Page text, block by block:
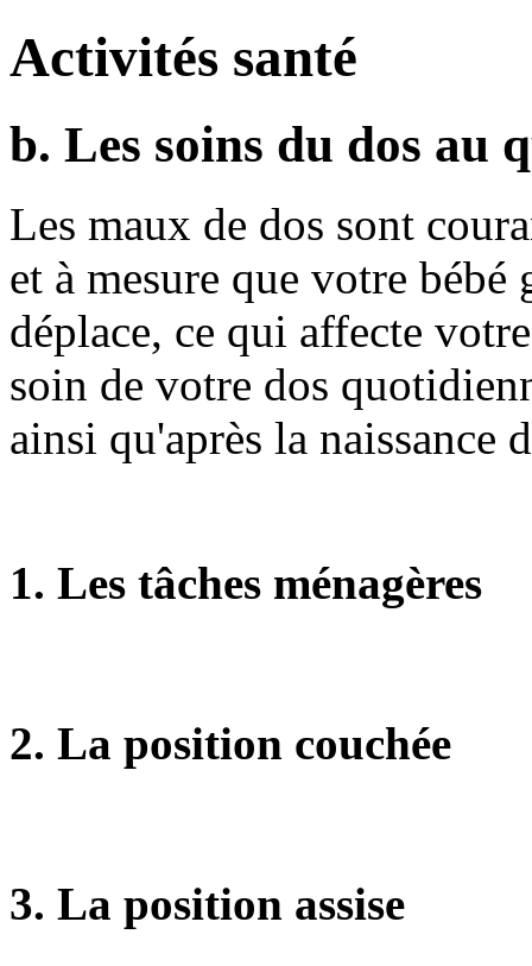
Activités santé
b. Les soins du dos au
Les maux de dos sont
et à mesure que votre
déplace, ce qui affecte
soin de votre dos
ainsi qu'après la naissance
1. Les tâches ménagères
2. La position couchée
3. La position assise